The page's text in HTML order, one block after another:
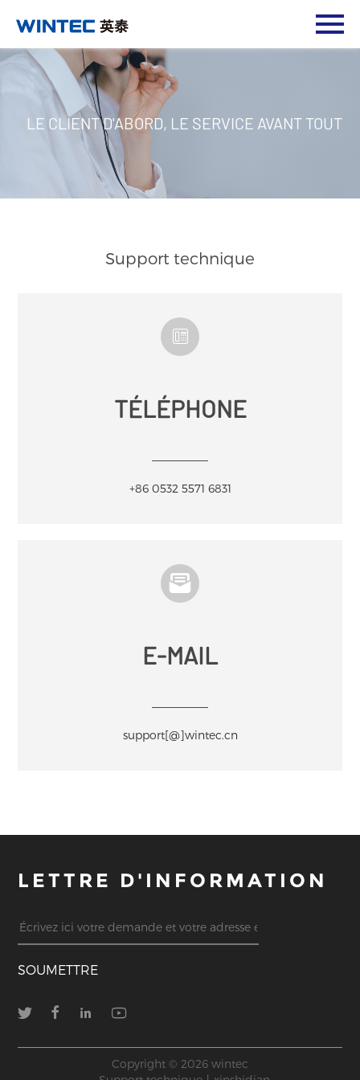
LE CLIENT D'ABORD, LE SERVICE AVANT TOUT
Support technique
TÉLÉPHONE
+86 0532 5571 6831
E-MAIL
support[@]wintec.cn
LETTRE D'INFORMATION
SOUMETTRE
Copyright © 2026 wintec